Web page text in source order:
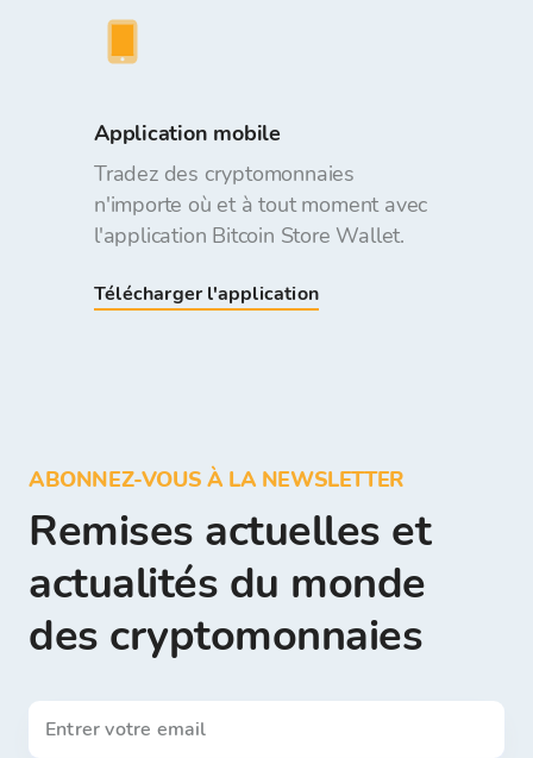
Application mobile
Tradez des cryptomonnaies
n'importe où et à tout moment avec
l'application Bitcoin Store Wallet.
Télécharger l'application
ABONNEZ-VOUS À LA NEWSLETTER
Remises actuelles et
actualités du monde
des cryptomonnaies